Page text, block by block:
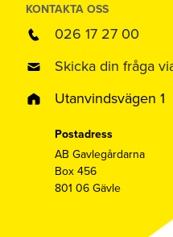
KONTAKTA OSS
026 17 27 00
Skicka din fråga
Utanvindsvägen 1
Postadress
AB Gavlegårdarna
Box 456
801 06 Gävle